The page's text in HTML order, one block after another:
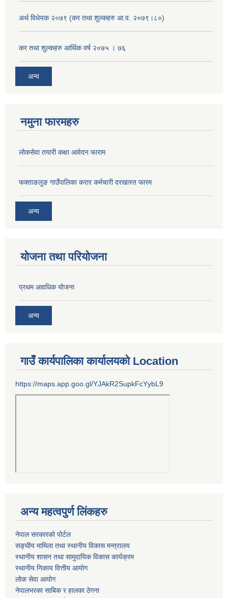
अर्थ विधेयक २०७९ (कर तथा शुल्कहरु आ.व. २०७९।८०)
कर तथा शुल्कहरु आर्थिक वर्ष २०७५ । ७६
अन्य
नमुना फारमहरु
लोकसेवा तयारी कक्षा आवेदन फाराम
फक्ताङलुङ गाउँपालिका करार कर्मचारी दरखास्त फारम
अन्य
योजना तथा परियोजना
प्रथम आवधिक योजना
अन्य
गाउँ कार्यपालिका कार्यालयको Location
https://maps.app.goo.gl/YJAkR2SupkFcYybL9
अन्य महत्वपुर्ण लिंकहरु
नेपाल सरकारको पोर्टल
सङ्घीय मामिला तथा स्थानीय विकास मन्त्रालय
स्थानीय शासन तथा सामुदायिक विकास कार्यक्रम
स्थानीय निकाय वित्तीय आयोग
लोक सेवा आयोग
नेपालभरका साबिक र हालका ठेगना